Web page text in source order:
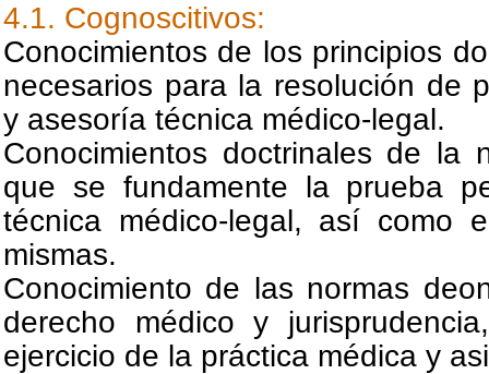
4.1. Cognoscitivos:
Conocimientos de los principios
necesarios para la resolución de
y asesoría técnica médico-legal.
Conocimientos doctrinales de la
que se fundamente la prueba
técnica médico-legal, así como
mismas.
Conocimiento de las normas
derecho médico y
ejercicio de la práctica médica y